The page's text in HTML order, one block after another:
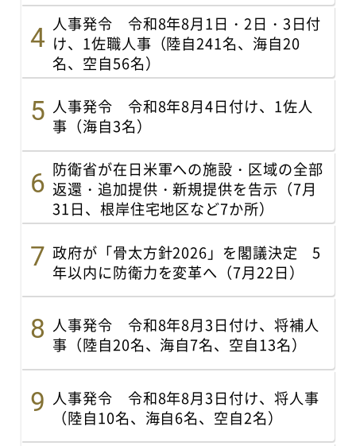
人事発令 令和8年8月1日・2日・3日付
け、1佐職人事（陸自241名、海自20
名、空自56名）
人事発令 令和8年8月4日付け、1佐人
事（海自3名）
防衛省が在日米軍への施設・区域の全部
返還・追加提供・新規提供を告示（7月
31日、根岸住宅地区など7か所）
政府が「骨太方針2026」を閣議決定 5
年以内に防衛力を変革へ（7月22日）
人事発令 令和8年8月3日付け、将補人
事（陸自20名、海自7名、空自13名）
人事発令 令和8年8月3日付け、将人事
（陸自10名、海自6名、空自2名）